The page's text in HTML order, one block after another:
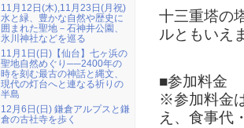
十三重塔の
ルともいえ
■参加料金
※参加料金
え、食事代
11月12日(木),11月23日(月祝)
水と緑、豊かな自然や歴史に
囲まれた聖地－石神井公園、
氷川神社などを巡る
11月1日(日)【仙台】七ヶ浜の
聖地自然めぐり──2400年の
時を刻む最古の神話と縄文、
現代の灯台へと連なる祈りの
半島
12月6日(日) 鎌倉アルプスと鎌
倉の古社寺を歩く